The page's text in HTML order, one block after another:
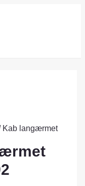
Kab langærmet